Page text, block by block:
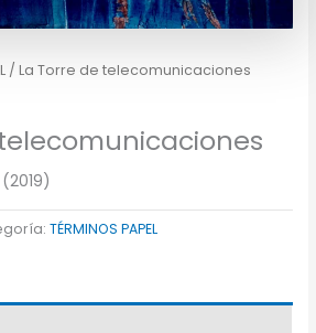
/ La Torre de telecomunicaciones
TÉRMINOS PAPEL